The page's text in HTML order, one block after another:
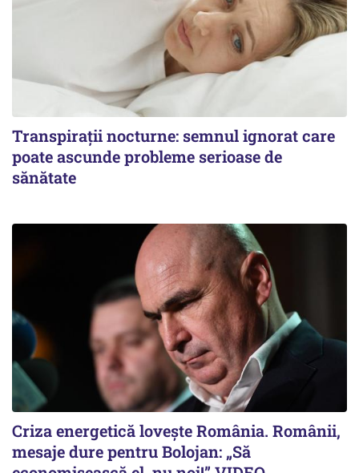
Transpirații nocturne: semnul ignorat care
poate ascunde probleme serioase de
sănătate
Criza energetică lovește România. Românii,
mesaje dure pentru Bolojan: „Să